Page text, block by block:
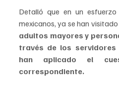
Detalló que en un
mexicanos, ya se han visitado
adultos mayores y
través de los servidores
han aplicado el
correspondiente.